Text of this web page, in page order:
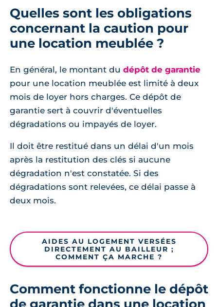
Quelles sont les obligations
concernant la caution pour
une location meublée ?
En général, le montant du dépôt de garantie
pour une location meublée est limité à deux
mois de loyer hors charges. Ce dépôt de
garantie sert à couvrir d'éventuelles
dégradations ou impayés de loyer.
Il doit être restitué dans un délai d'un mois
après la restitution des clés si aucune
dégradation n'est constatée. Si des
dégradations sont relevées, ce délai passe à
deux mois.
AIDES AU LOGEMENT VERSÉES
DIRECTEMENT AU BAILLEUR ;
COMMENT ÇA MARCHE ?
Comment fonctionne le dépôt
de garantie dans une location